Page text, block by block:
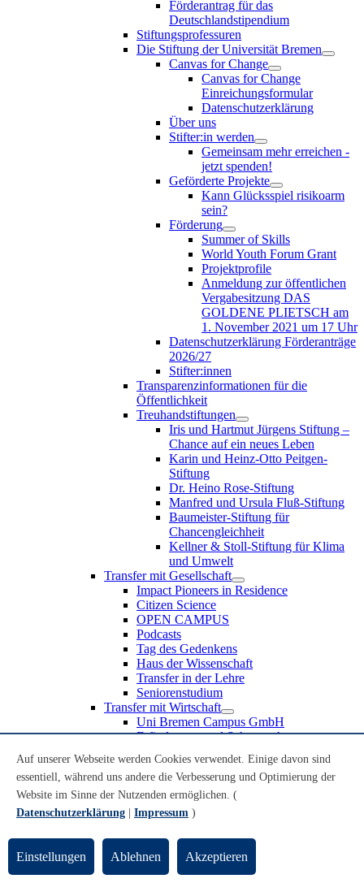
Förderantrag für das
Deutschlandstipendium
Stiftungsprofessuren
Die Stiftung der Universität Bremen
Canvas for Change
Canvas for Change
Einreichungsformular
Datenschutzerklärung
Über uns
Stifter:in werden
Gemeinsam mehr erreichen -
jetzt spenden!
Geförderte Projekte
Kann Glücksspiel risikoarm
sein?
Förderung
Summer of Skills
World Youth Forum Grant
Projektprofile
Anmeldung zur öffentlichen
Vergabesitzung DAS
GOLDENE PLIETSCH am
1. November 2021 um 17 Uhr
Datenschutzerklärung Förderanträge
2026/27
Stifter:innen
Transparenzinformationen für die
Öffentlichkeit
Treuhandstiftungen
Iris und Hartmut Jürgens Stiftung –
Chance auf ein neues Leben
Karin und Heinz-Otto Peitgen-
Stiftung
Dr. Heino Rose-Stiftung
Manfred und Ursula Fluß-Stiftung
Baumeister-Stiftung für
Chancengleichheit
Kellner & Stoll-Stiftung für Klima
und Umwelt
Transfer mit Gesellschaft
Impact Pioneers in Residence
Citizen Science
OPEN CAMPUS
Podcasts
Tag des Gedenkens
Haus der Wissenschaft
Transfer in der Lehre
Seniorenstudium
Transfer mit Wirtschaft
Uni Bremen Campus GmbH
Erfindungen und Schutzrechte
Recruiting an der Universität Bremen
Weiterbildung an der Universität Bremen
Transfer mit Schule
Schülerinnen und Schüler
Schulklassen
Lehrkräfte
Gründungsunterstützung
Auf unserer Webseite werden Cookies verwendet. Einige davon sind
essentiell, während uns andere die Verbesserung und Optimierung der
Website im Sinne der Nutzenden ermöglichen. (
Datenschutzerklärung
Impressum )
Einstellungen Ablehnen Akzeptieren